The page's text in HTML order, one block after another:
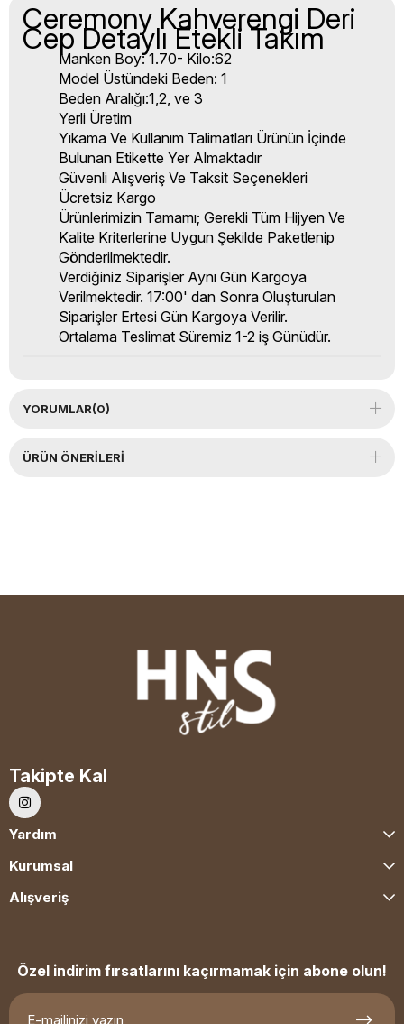
Ceremony Kahverengi Deri
Cep Detaylı Etekli Takım
Manken Boy: 1.70- Kilo:62
Model Üstündeki Beden: 1
Beden Aralığı:1,2, ve 3
Yerli Üretim
Yıkama Ve Kullanım Talimatları Ürünün İçinde
Bulunan Etikette Yer Almaktadır
Güvenli Alışveriş Ve Taksit Seçenekleri
Ücretsiz Kargo
Ürünlerimizin Tamamı; Gerekli Tüm Hijyen Ve
Kalite Kriterlerine Uygun Şekilde Paketlenip
Gönderilmektedir.
Verdiğiniz Siparişler Aynı Gün Kargoya
Verilmektedir. 17:00' dan Sonra Oluşturulan
Siparişler Ertesi Gün Kargoya Verilir.
Ortalama Teslimat Süremiz 1-2 iş Günüdür.
YORUMLAR(0)
ÜRÜN ÖNERILERI
Takipte Kal
Yardım
Kurumsal
Alışveriş
Özel indirim fırsatlarını kaçırmamak için abone olun!